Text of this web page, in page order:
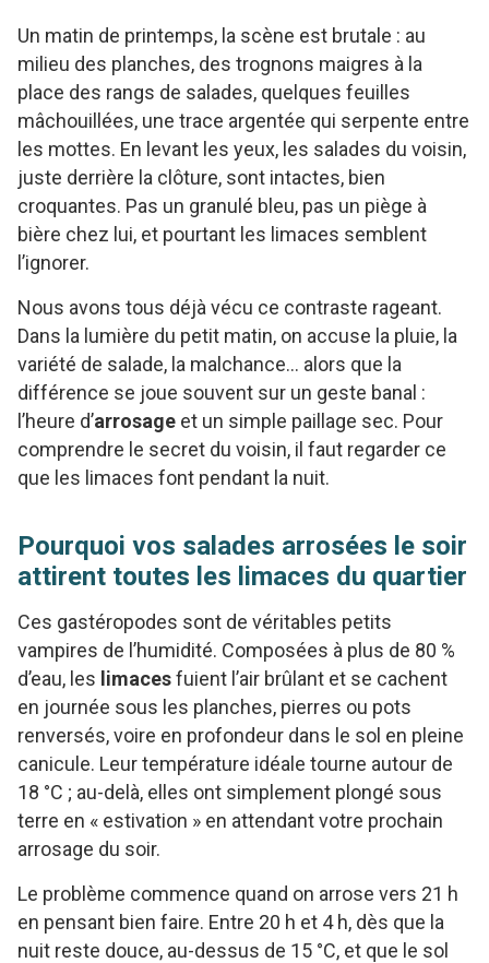
Un matin de printemps, la scène est brutale : au
milieu des planches, des trognons maigres à la
place des rangs de salades, quelques feuilles
mâchouillées, une trace argentée qui serpente entre
les mottes. En levant les yeux, les salades du voisin,
juste derrière la clôture, sont intactes, bien
croquantes. Pas un granulé bleu, pas un piège à
bière chez lui, et pourtant les limaces semblent
l’ignorer.
Nous avons tous déjà vécu ce contraste rageant.
Dans la lumière du petit matin, on accuse la pluie, la
variété de salade, la malchance… alors que la
différence se joue souvent sur un geste banal :
l’heure d’arrosage et un simple paillage sec. Pour
comprendre le secret du voisin, il faut regarder ce
que les limaces font pendant la nuit.
Pourquoi vos salades arrosées le soir
attirent toutes les limaces du quartier
Ces gastéropodes sont de véritables petits
vampires de l’humidité. Composées à plus de 80 %
d’eau, les limacesfuient l’air brûlant et se cachent
en journée sous les planches, pierres ou pots
renversés, voire en profondeur dans le sol en pleine
canicule. Leur température idéale tourne autour de
18 °C ; au-delà, elles ont simplement plongé sous
terre en « estivation » en attendant votre prochain
arrosage du soir.
Le problème commence quand on arrose vers 21 h
en pensant bien faire. Entre 20 h et 4 h, dès que la
nuit reste douce, au-dessus de 15 °C, et que le sol